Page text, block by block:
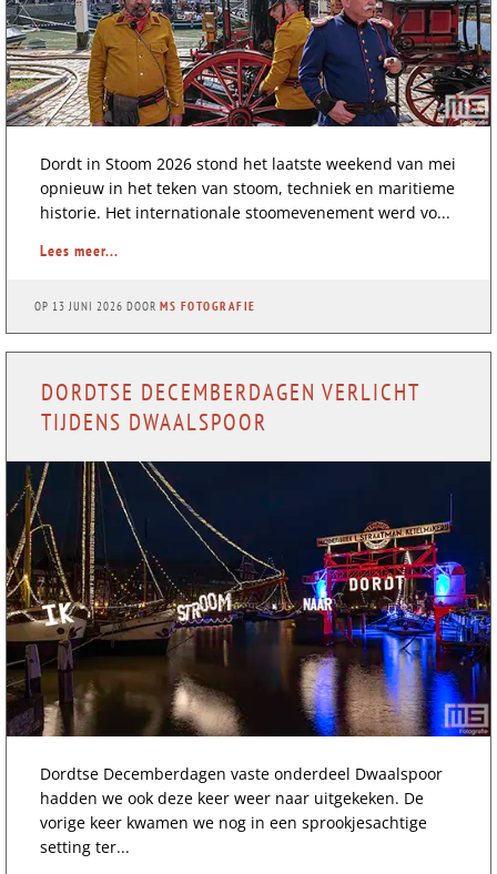
Dordt in Stoom 2026 stond het laatste weekend van mei
opnieuw in het teken van stoom, techniek en maritieme
historie. Het internationale stoomevenement werd vo...
Lees meer...
OP 13 JUNI 2026 DOORMS FOTOGRAFIE
DORDTSE DECEMBERDAGEN VERLICHT
TIJDENS DWAALSPOOR
Dordtse Decemberdagen vaste onderdeel Dwaalspoor
hadden we ook deze keer weer naar uitgekeken. De
vorige keer kwamen we nog in een sprookjesachtige
setting ter...